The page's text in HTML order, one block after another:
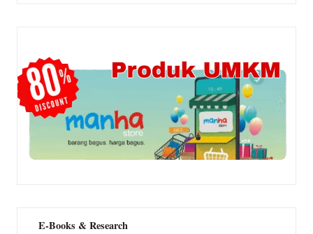
E-Books & Research